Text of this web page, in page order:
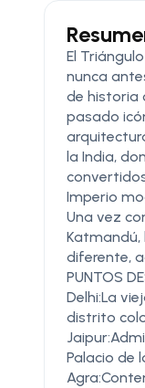
El
nunca
de historia
pasado
la India,
Imperio
Una vez
Katmandú,
diferente,
PUNTOS
Delhi:La
distrito
Palacio de